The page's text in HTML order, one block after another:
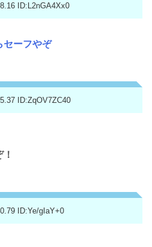
ID:L2nGA4Xx0
セーフやぞ
ID:ZqOV7ZC40
ID:Ye/gIaY+0